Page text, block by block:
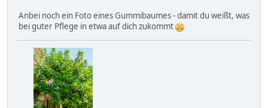
Anbei noch ein Foto eines Gummibaumes - damit du weißt, was
bei guter Pflege in etwa auf dich zukommt